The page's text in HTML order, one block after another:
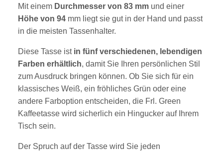
Mit einem Durchmesser von 83 mm und einer
Höhe von 94 mm liegt sie gut in der Hand und passt
in die meisten Tassenhalter.
Diese Tasse ist in fünf verschiedenen, lebendigen
Farben erhältlich, damit Sie Ihren persönlichen Stil
zum Ausdruck bringen können. Ob Sie sich für ein
klassisches Weiß, ein fröhliches Grün oder eine
andere Farboption entscheiden, die Frl. Green
Kaffeetasse wird sicherlich ein Hingucker auf Ihrem
Tisch sein.
Der Spruch auf der Tasse wird Sie jeden